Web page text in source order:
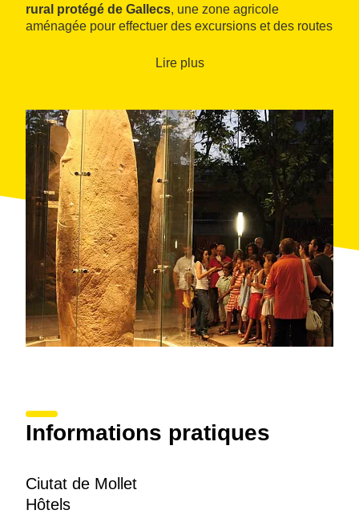
rural protégé de Gallecs, une zone agricole
aménagée pour effectuer des excursions et des routes
exceptionnelles et de découvrir la richesse de la
Lire plus
Informations pratiques
Ciutat de Mollet
Hôtels